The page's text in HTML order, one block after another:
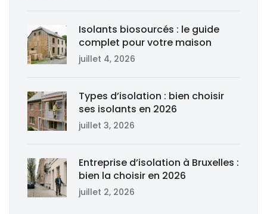
Isolants biosourcés : le guide
complet pour votre maison
juillet 4, 2026
Types d’isolation : bien choisir
ses isolants en 2026
juillet 3, 2026
Entreprise d’isolation à Bruxelles :
bien la choisir en 2026
juillet 2, 2026